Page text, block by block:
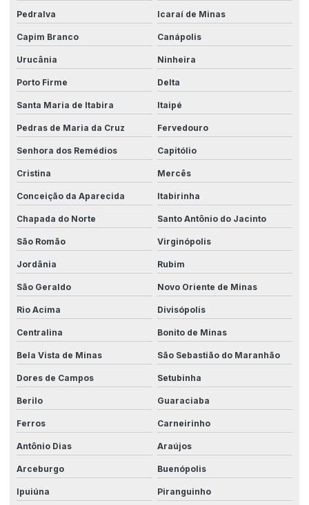
Pedralva Icaraí de Minas
Capim Branco Canápolis
Urucânia Ninheira
Porto Firme Delta
Santa Maria de Itabira Itaipé
Pedras de Maria da Cruz Fervedouro
Senhora dos Remédios Capitólio
Cristina Mercês
Conceição da Aparecida Itabirinha
Chapada do Norte Santo Antônio do Jacinto
São Romão Virginópolis
Jordânia Rubim
São Geraldo Novo Oriente de Minas
Rio Acima Divisópolis
Centralina Bonito de Minas
Bela Vista de Minas São Sebastião do Maranhão
Dores de Campos Setubinha
Berilo Guaraciaba
Ferros Carneirinho
Antônio Dias Araújos
Arceburgo Buenópolis
Ipuiúna Piranguinho